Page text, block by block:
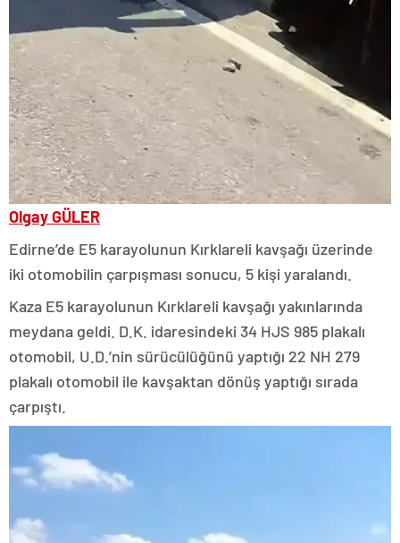
Olgay GÜLER
Edirne’de E5 karayolunun Kırklareli kavşağı üzerinde
iki otomobilin çarpışması sonucu, 5 kişi yaralandı.
Kaza E5 karayolunun Kırklareli kavşağı yakınlarında
meydana geldi. D.K. idaresindeki 34 HJS 985 plakalı
otomobil, U.D.’nin sürücülüğünü yaptığı 22 NH 279
plakalı otomobil ile kavşaktan dönüş yaptığı sırada
çarpıştı.